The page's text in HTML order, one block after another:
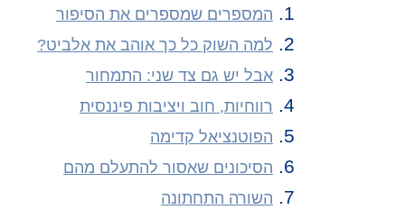
המספרים שמספרים את הסיפור
למה השוק כל כך אוהב את אלביט?
אבל יש גם צד שני: התמחור
רווחיות, חוב ויציבות פיננסית
הפוטנציאל קדימה
הסיכונים שאסור להתעלם מהם
השורה התחתונה